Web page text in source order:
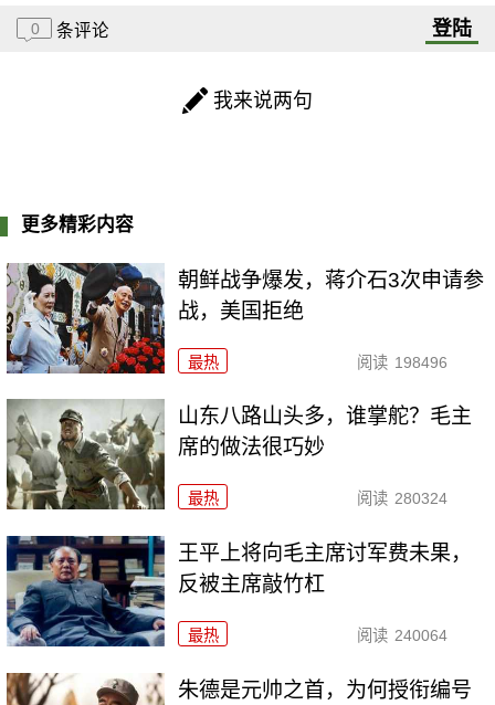
0 条评论 登陆
我来说两句
更多精彩内容
朝鲜战争爆发，蒋介石3次申请参
战，美国拒绝
最热 阅读 198496
山东八路山头多，谁掌舵？毛主
席的做法很巧妙
最热 阅读 280324
王平上将向毛主席讨军费未果，
反被主席敲竹杠
最热 阅读 240064
朱德是元帅之首，为何授衔编号